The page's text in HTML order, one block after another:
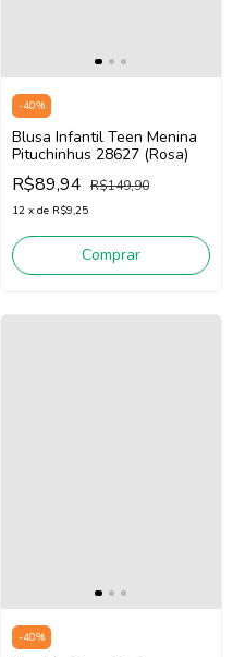
-40%
Blusa Infantil Teen Menina
Pituchinhus 28627 (Rosa)
R$89,94 R$149,90
12 x de R$9,25
Comprar
-40%